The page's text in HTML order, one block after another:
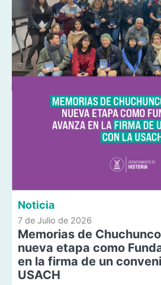
Noticia
7 de Julio de 2026
Memorias de
nueva etapa como
en la firma de un
USACH